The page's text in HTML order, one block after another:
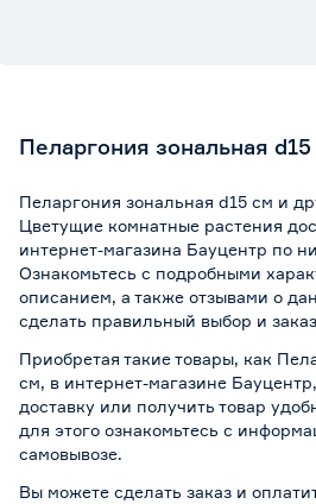
Пеларгония зональная
Пеларгония зональная d15 см и
Цветущие комнатные растения
интернет-магазина Бауцентр по
Ознакомьтесь с подробными
описанием, а также отзывами о
сделать правильный выбор и
Приобретая такие товары, как
см, в интернет-магазине
доставку или получить товар
для этого ознакомьтесь с
самовывозе.
Вы можете сделать заказ и